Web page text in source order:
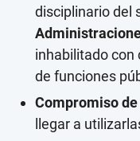
disciplinario del
inhabilitado con
de funciones
Compromiso
llegar a